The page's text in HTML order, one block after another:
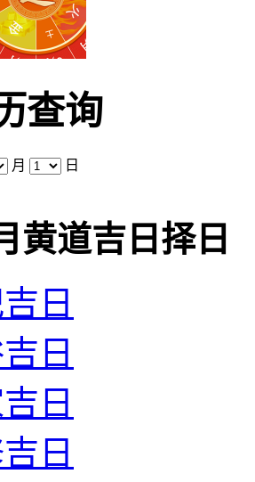
查询
月 日
黄道吉日择日
日
日
日
日